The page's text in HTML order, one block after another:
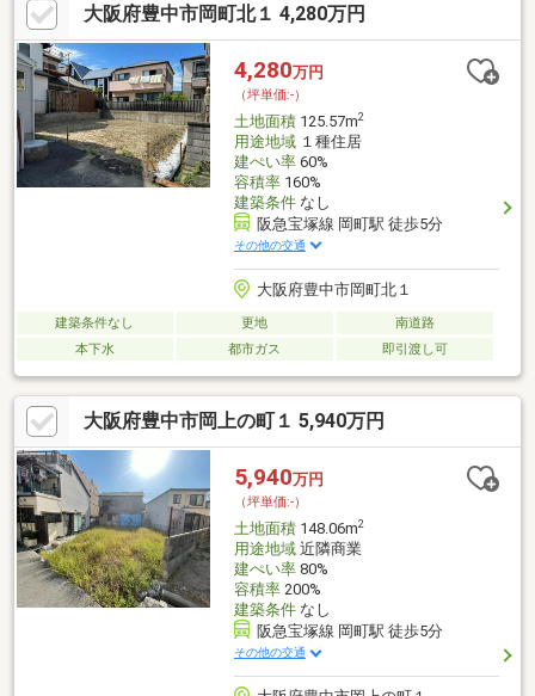
大阪府豊中市岡町北１ 4,280万円
4,280万円
（坪単価:-）
土地面積125.57m2
用途地域１種住居
建ぺい率60%
容積率160%
建築条件なし
阪急宝塚線 岡町駅 徒歩5分
その他の交通
大阪府豊中市岡町北１
建築条件なし 更地
南道路
本下水
都市ガス 即引渡し可
大阪府豊中市岡上の町１ 5,940万円
5,940万円
（坪単価:-）
土地面積148.06m2
用途地域近隣商業
建ぺい率80%
容積率200%
建築条件なし
阪急宝塚線 岡町駅 徒歩5分
その他の交通